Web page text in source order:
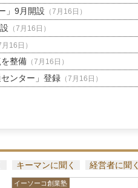
」9月開設 （7月16日）
（7月16日）
16日）
整備（7月16日）
ンター」登録（7月16日）
キーマンに聞く 経営者に聞く
イーソーコ創業塾